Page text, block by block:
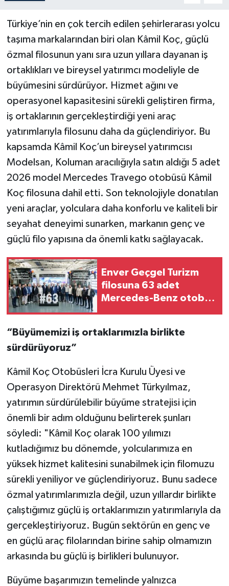
Türkiye’nin en çok tercih edilen şehirlerarası yolcu
taşıma markalarından biri olan Kâmil Koç, güçlü
özmal filosunun yanı sıra uzun yıllara dayanan iş
ortaklıkları ve bireysel yatırımcı modeliyle de
büyümesini sürdürüyor. Hizmet ağını ve
operasyonel kapasitesini sürekli geliştiren firma,
iş ortaklarının gerçekleştirdiği yeni araç
yatırımlarıyla filosunu daha da güçlendiriyor. Bu
kapsamda Kâmil Koç’un bireysel yatırımcısı
Modelsan, Koluman aracılığıyla satın aldığı 5 adet
2026 model Mercedes Travego otobüsü Kâmil
Koç filosuna dahil etti. Son teknolojiyle donatılan
yeni araçlar, yolculara daha konforlu ve kaliteli bir
seyahat deneyimi sunarken, markanın genç ve
güçlü filo yapısına da önemli katkı sağlayacak.
Enver Geçgel Turizm
filosuna 63 adet
Mercedes-Benz otobüs
“Büyümemizi iş ortaklarımızla birlikte
sürdürüyoruz”
Kâmil Koç Otobüsleri İcra Kurulu Üyesi ve
Operasyon Direktörü Mehmet Türkyılmaz,
yatırımın sürdürülebilir büyüme stratejisi için
önemli bir adım olduğunu belirterek şunları
söyledi: "Kâmil Koç olarak 100 yılımızı
kutladığımız bu dönemde, yolcularımıza en
yüksek hizmet kalitesini sunabilmek için filomuzu
sürekli yeniliyor ve güçlendiriyoruz. Bunu sadece
özmal yatırımlarımızla değil, uzun yıllardır birlikte
çalıştığımız güçlü iş ortaklarımızın yatırımlarıyla da
gerçekleştiriyoruz. Bugün sektörün en genç ve
en güçlü araç filolarından birine sahip olmamızın
arkasında bu güçlü iş birlikleri bulunuyor.
Büyüme başarımızın temelinde yalnızca